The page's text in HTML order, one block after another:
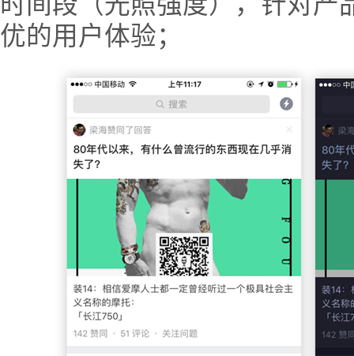
优的用户体验；